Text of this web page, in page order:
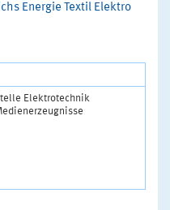
Energie Textil Elektro
Elektrotechnik